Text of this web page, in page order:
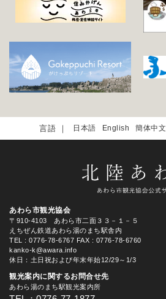
日本語 English 簡体中文
あわら市観光協会
〒910-4103 あわら市二面３３－１－５
えちぜん鉄道あわら湯のまち駅舎内
TEL
: 0776-78-6767 FAX : 0776-78-6760
kanko-k@awara.info
休日：土日祝および年末年始12/29～1/3
観光案内に関するお問合せ先
あわら湯のまち駅観光案内所